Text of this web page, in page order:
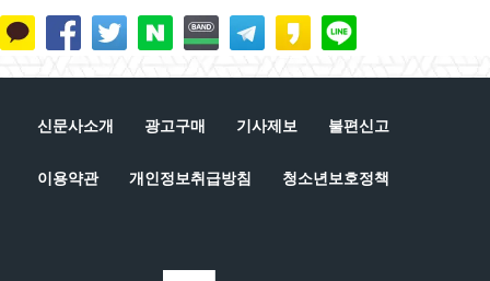
신문사소개 광고구매 기사제보 불편신고
이용약관 개인정보취급방침 청소년보호정책